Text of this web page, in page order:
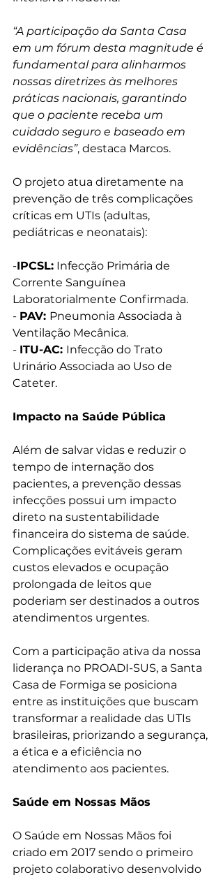
“A participação da Santa Casa
em um fórum desta magnitude é
fundamental para alinharmos
nossas diretrizes às melhores
práticas nacionais, garantindo
que o paciente receba um
cuidado seguro e baseado em
evidências”, destaca Marcos.​
O projeto atua diretamente na
prevenção de três complicações
críticas em UTIs (adultas,
pediátricas e neonatais):
-IPCSL: Infecção Primária de
Corrente Sanguínea
Laboratorialmente Confirmada.
​- PAV: Pneumonia Associada à
Ventilação Mecânica.
​- ITU-AC: Infecção do Trato
Urinário Associada ao Uso de
Cateter.​
Impacto na Saúde Pública
​Além de salvar vidas e reduzir o
tempo de internação dos
pacientes, a prevenção dessas
infecções possui um impacto
direto na sustentabilidade
financeira do sistema de saúde.
Complicações evitáveis geram
custos elevados e ocupação
prolongada de leitos que
poderiam ser destinados a outros
atendimentos urgentes.​
Com a participação ativa da nossa
liderança no PROADI-SUS, a Santa
Casa de Formiga se posiciona
entre as instituições que buscam
transformar a realidade das UTIs
brasileiras, priorizando a segurança,
a ética e a eficiência no
atendimento aos pacientes.
Saúde em Nossas Mãos
O Saúde em Nossas Mãos foi
criado em 2017 sendo o primeiro
projeto colaborativo desenvolvido